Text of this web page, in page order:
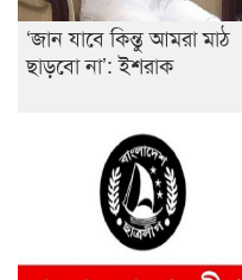
‘জান যাবে কিন্তু আমরা মাঠ
ছাড়বো না’: ইশরাক